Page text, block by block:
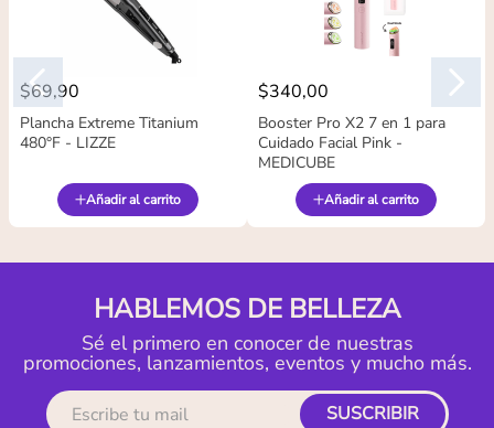
$69,90
Plancha Extreme Titanium
480°F - LIZZE
Añadir al carrito
$340,00
Booster Pro X2 7 en 1 para
Cuidado Facial Pink -
MEDICUBE
Añadir al carrito
HABLEMOS DE BELLEZA
Sé el primero en conocer de nuestras
promociones, lanzamientos, eventos y mucho más.
SUSCRIBIR